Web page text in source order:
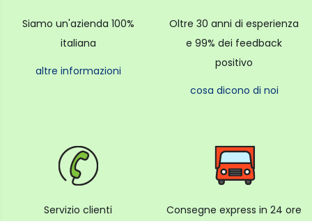
Dimensioni 340 x 340 x 98mm
Dimensioni del dock di ricarica 130 x 121 x 95mm
Capacità della batteria 5200mAh (capacità
nominale)
Robot vuoto x1
Dock di ricarica x1
Spazzola laterale x1 (non installata)
Mop Pad e Water Tank Assembly (con mop pad
Siamo un'azienda 100%
italiana
altre informazioni
Oltre 30 anni di esperienza
e 99% dei feedback
positivo
cosa dicono di noi
Servizio clienti
Consegne express in 24 ore